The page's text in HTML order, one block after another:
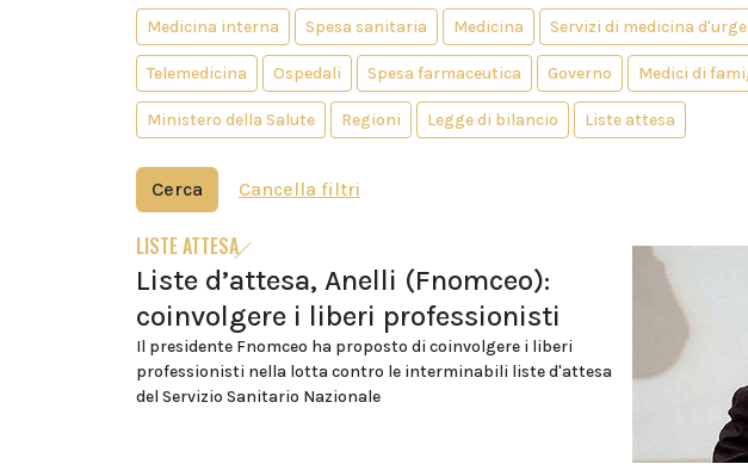
Medicina interna Spesa sanitaria Medicina Servizi di medicina
Telemedicina Ospedali Spesa farmaceutica Governo Medici di
Ministero della Salute Regioni Legge di bilancio Liste attesa
Cerca Cancella filtri
LISTE ATTESA
Liste d’attesa, Anelli (Fnomceo):
coinvolgere i liberi professionisti
Il presidente Fnomceo ha proposto di coinvolgere i liberi
professionisti nella lotta contro le interminabili liste d'attesa
del Servizio Sanitario Nazionale